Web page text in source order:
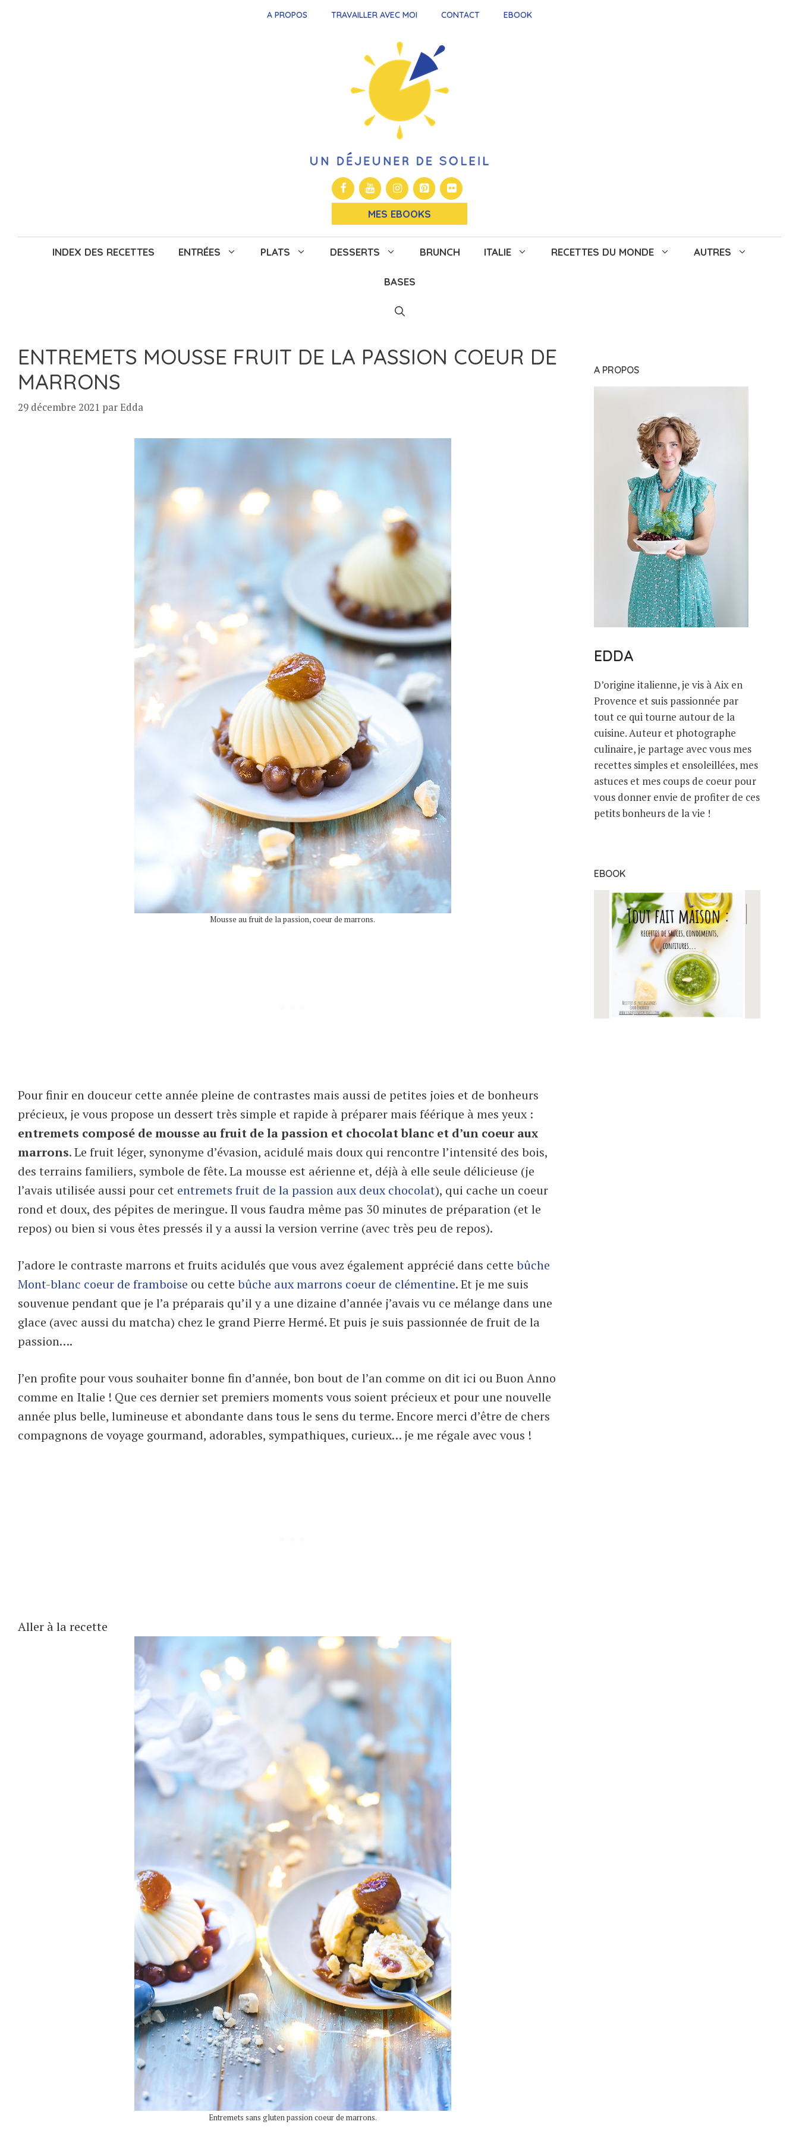
A PROPOS TRAVAILLER AVEC MOI CONTACT EBOOK
MES EBOOKS
INDEX DES RECETTES ENTRÉES PLATS DESSERTS BRUNCH ITALIE RECETTES DU MONDE AUTRES
BASES
ENTREMETS MOUSSE FRUIT DE LA PASSION COEUR DE
MARRONS
29 décembre 2021 parEdda
Mousse au fruit de la passion, coeur de marrons.
Pour finir en douceur cette année pleine de contrastes mais aussi de petites joies et de bonheurs
précieux, je vous propose un dessert très simple et rapide à préparer mais féérique à mes yeux :
entremets composé de mousse au fruit de la passion et chocolat blanc et d’un coeur aux
marrons. Le fruit léger, synonyme d’évasion, acidulé mais doux qui rencontre l’intensité des bois,
des terrains familiers, symbole de fête. La mousse est aérienne et, déjà à elle seule délicieuse (je
l’avais utilisée aussi pour cet entremets fruit de la passion aux deux chocolat), qui cache un coeur
rond et doux, des pépites de meringue. Il vous faudra même pas 30 minutes de préparation (et le
repos) ou bien si vous êtes pressés il y a aussi la version verrine (avec très peu de repos).
J’adore le contraste marrons et fruits acidulés que vous avez également apprécié dans cette bûche
Mont-blanc coeur de framboise ou cette bûche aux marrons coeur de clémentine. Et je me suis
souvenue pendant que je l’a préparais qu’il y a une dizaine d’année j’avais vu ce mélange dans une
glace (avec aussi du matcha) chez le grand Pierre Hermé. Et puis je suis passionnée de fruit de la
passion….
J’en profite pour vous souhaiter bonne fin d’année, bon bout de l’an comme on dit ici ou Buon Anno
comme en Italie ! Que ces dernier set premiers moments vous soient précieux et pour une nouvelle
année plus belle, lumineuse et abondante dans tous le sens du terme. Encore merci d’être de chers
compagnons de voyage gourmand, adorables, sympathiques, curieux… je me régale avec vous !
Aller à la recette
Entremets sans gluten passion coeur de marrons.
A PROPOS
EDDA
D’origine italienne, je vis à Aix en
Provence et suis passionnée par
tout ce qui tourne autour de la
cuisine. Auteur et photographe
culinaire, je partage avec vous mes
recettes simples et ensoleillées, mes
astuces et mes coups de coeur pour
vous donner envie de profiter de ces
petits bonheurs de la vie !
EBOOK